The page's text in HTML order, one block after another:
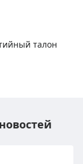
талон